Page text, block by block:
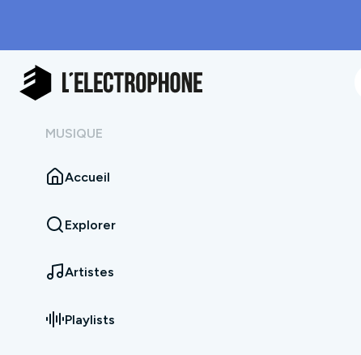
MUSIQUE
Accueil
Explorer
Artistes
Playlists